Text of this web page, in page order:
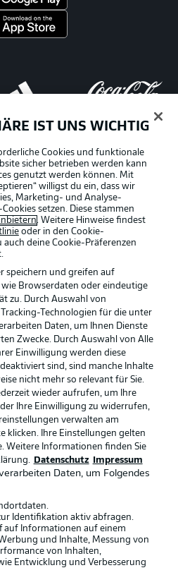
Voreinstellungen verwalten
Nutzungsbedingungen
Kontakt
Impressum
AGB
Gruppe GmbH
IST UNS WICHTIG
Cookies und funktionale
sicher betrieben werden kann
genutzt werden können. Mit
willigst du ein, dass wir
Marketing- und Analyse-
setzen. Diese stammen
. Weitere Hinweise findest
oder in den Cookie-
auch deine Cookie-Präferenzen
speichern und greifen auf
Browserdaten oder eindeutige
zu. Durch Auswahl von
Technologien für die unter
Daten, um Ihnen Dienste
Zwecke. Durch Auswahl von Alle
Einwilligung werden diese
sind, sind manche Inhalte
nicht mehr so relevant für Sie.
wieder aufrufen, um Ihre
Ihre Einwilligung zu widerrufen,
verwalten am
klicken. Ihre Einstellungen gelten
Weitere Informationen finden Sie
Datenschutz Impressum
Daten, um Folgendes
Identifikation aktiv abfragen.
auf Informationen auf einem
und Inhalte, Messung von
von Inhalten,
Entwicklung und Verbesserung